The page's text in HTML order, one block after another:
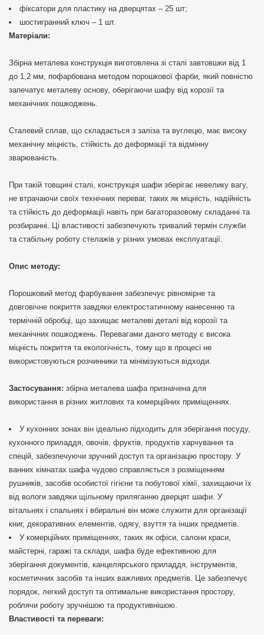
фіксатори для пластику на дверцятах – 25 шт;
шостигранний ключ – 1 шт.
Матеріали:
Збірна металева конструкція виготовлена зі сталі завтовшки від 1
до 1,2 мм, пофарбована методом порошкової фарби, який повністю
запечатує металеву основу, оберігаючи шафу від корозії та
механічних пошкоджень.
Сталевий сплав, що складається з заліза та вуглецю, має високу
механічну міцність, стійкість до деформації та відмінну
зварюваність.
При такій товщині сталі, конструкція шафи зберігає невелику вагу,
не втрачаючи своїх технічних переваг, таких як міцність, надійність
та стійкість до деформації навіть при багаторазовому складанні та
розбиранні. Ці властивості забезпечують тривалий термін служби
та стабільну роботу стелажів у різних умовах експлуатації.
Опис методу:
Порошковий метод фарбування забезпечує рівномірне та
довговічне покриття завдяки електростатичному нанесенню та
термічній обробці, що захищає металеві деталі від корозії та
механічних пошкоджень. Перевагами даного методу є висока
міцність покриття та екологічність, тому що в процесі не
використовуються розчинники та мінімізуються відходи.
Застосування: збірна металева шафа призначена для
використання в різних житлових та комерційних приміщеннях.
У кухонних зонах він ідеально підходить для зберігання посуду,
кухонного приладдя, овочів, фруктів, продуктів харчування та
спецій, забезпечуючи зручний доступ та організацію простору. У
ванних кімнатах шафа чудово справляється з розміщенням
рушників, засобів особистої гігієни та побутової хімії, захищаючи їх
від вологи завдяки щільному приляганню дверцят шафи. У
вітальнях і спальнях і вбиральні він може служити для організації
книг, декоративних елементів, одягу, взуття та інших предметів.
У комерційних приміщеннях, таких як офіси, салони краси,
майстерні, гаражі та склади, шафа буде ефективною для
зберігання документів, канцелярського приладдя, інструментів,
косметичних засобів та інших важливих предметів. Це забезпечує
порядок, легкий доступ та оптимальне використання простору,
роблячи роботу зручнішою та продуктивнішою.
Властивості та переваги: